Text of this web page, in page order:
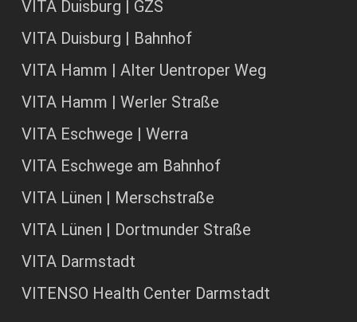
VITA Duisburg | GZS
VITA Duisburg | Bahnhof
VITA Hamm | Alter Uentroper Weg
VITA Hamm | Werler Straße
VITA Eschwege | Werra
VITA Eschwege am Bahnhof
VITA Lünen | Merschstraße
VITA Lünen | Dortmunder Straße
VITA Darmstadt
VITENSO Health Center Darmstadt